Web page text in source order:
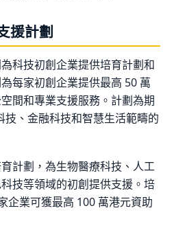
援計劃
科技初創企業提供培育計劃和
每家初創企業提供最高 50 萬
間和專業支援服務。計劃為期
、金融科技和智慧生活範疇的
計劃，為生物醫療科技、人工
技等領域的初創提供支援。培
企業可獲最高 100 萬港元資助